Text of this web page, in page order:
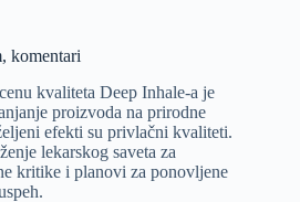
komentari
kvaliteta Deep Inhale-a je
proizvoda na prirodne
efekti su privlačni kvaliteti.
lekarskog saveta za
kritike i planovi za ponovljene